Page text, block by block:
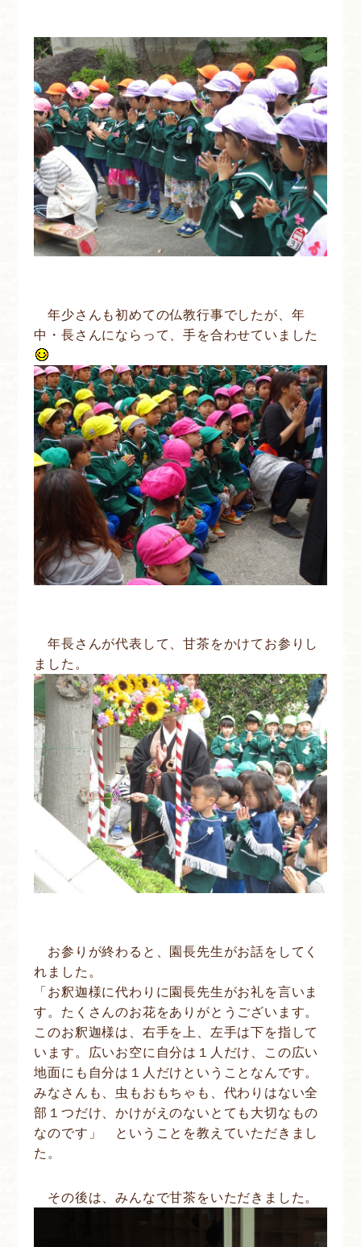
年少さんも初めての仏教行事でしたが、年
中・長さんにならって、手を合わせていました
年長さんが代表して、甘茶をかけてお参りし
ました。
お参りが終わると、園長先生がお話をしてく
れました。
「お釈迦様に代わりに園長先生がお礼を言いま
す。たくさんのお花をありがとうございます。
このお釈迦様は、右手を上、左手は下を指して
います。広いお空に自分は１人だけ、この広い
地面にも自分は１人だけということなんです。
みなさんも、虫もおもちゃも、代わりはない全
部１つだけ、かけがえのないとても大切なもの
なのです」 ということを教えていただきまし
た。
その後は、みんなで甘茶をいただきました。